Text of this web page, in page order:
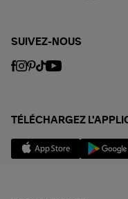
SUIVEZ-NOUS
TÉLÉCHARGEZ